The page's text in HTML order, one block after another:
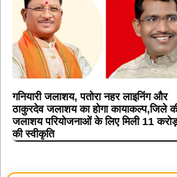
गनियारी जलाशय, पतोरा नहर लाइनिंग और
ठाकुरदेव जलाशय का होगा कायाकल्प,जिले
जलाशय परियोजनाओं के लिए मिली 11 करोड़
की स्वीकृति